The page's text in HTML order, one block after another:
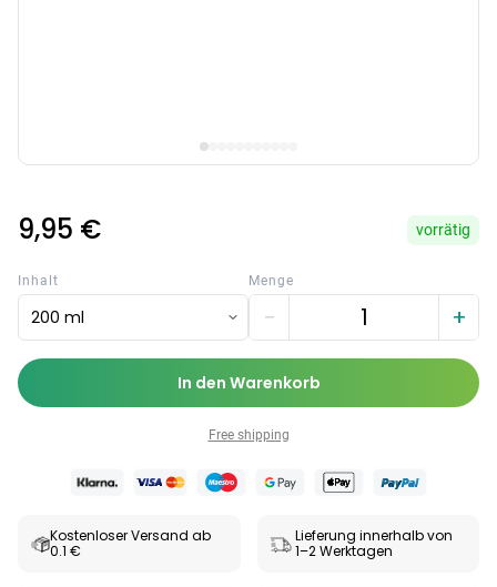
9,95 € vorrätig
Inhalt
200 ml
Menge
− +
In den Warenkorb
Free shipping
Kostenloser Versand ab
0.1 €
Lieferung innerhalb von
1–2 Werktagen